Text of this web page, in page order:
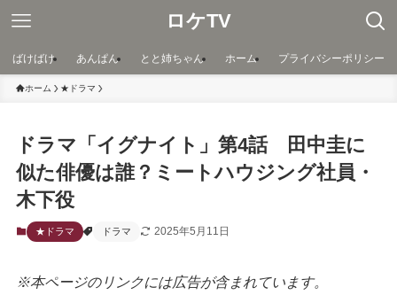
ロケTV
ばけばけ あんぱん とと姉ちゃん ホーム プライバシーポリシー
ホーム ★ドラマ
ドラマ「イグナイト」第4話 田中圭に
似た俳優は誰？ミートハウジング社員・
木下役
★ドラマ ドラマ 2025年5月11日
※本ページのリンクには広告が含まれています。